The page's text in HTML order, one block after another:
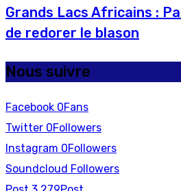
Grands Lacs Africains :
de redorer le blason
Nous suivre
Facebook 0Fans
Twitter 0Followers
Instagram 0Followers
Soundcloud Followers